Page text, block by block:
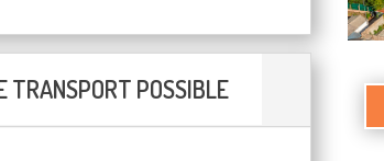
TRANSPORT POSSIBLE